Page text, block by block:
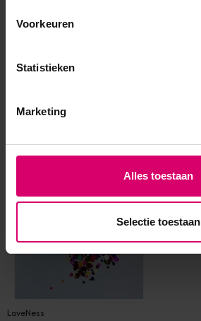
Voorkeuren
Statistieken
Marketing
Alles toestaan
Selectie toestaan
Eerder bekeken
LoveNess